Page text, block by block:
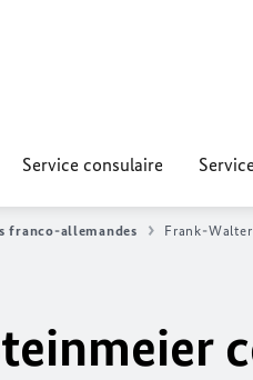
Service consulaire
franco-allemandes Frank-